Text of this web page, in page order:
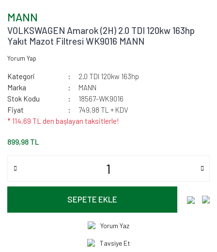
MANN
VOLKSWAGEN Amarok (2H) 2.0 TDI 120kw 163hp
Yakıt Mazot Filtresi WK9016 MANN
Yorum Yap
Kategori
2.0 TDI 120kw 163hp
Marka
MANN
Stok Kodu
18567-WK9016
Fiyat
749,98 TL + KDV
* 114,69 TL den başlayan taksitlerle!
899,98 TL
SEPETE EKLE
Yorum Yaz
Tavsiye Et